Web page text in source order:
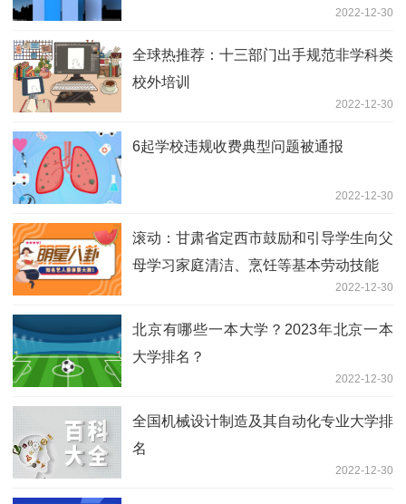
2022-12-30
全球热推荐：十三部门出手规范非学科类
校外培训
2022-12-30
6起学校违规收费典型问题被通报
2022-12-30
滚动：甘肃省定西市鼓励和引导学生向父
母学习家庭清洁、烹饪等基本劳动技能
2022-12-30
北京有哪些一本大学？2023年北京一本
大学排名？
2022-12-30
全国机械设计制造及其自动化专业大学排
名
2022-12-30